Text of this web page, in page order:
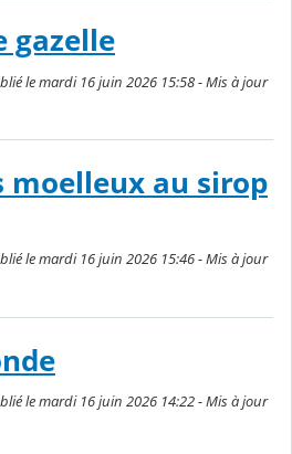
gazelle
le mardi 16 juin 2026 15:58 - Mis à jour
moelleux au sirop
le mardi 16 juin 2026 15:46 - Mis à jour
le mardi 16 juin 2026 14:22 - Mis à jour